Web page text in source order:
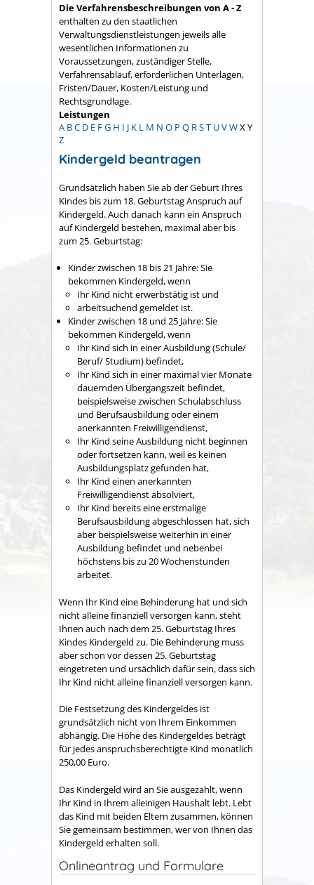
Die Verfahrensbeschreibungen von A - Z
enthalten zu den staatlichen
Verwaltungsdienstleistungen jeweils alle
wesentlichen Informationen zu
Voraussetzungen, zuständiger Stelle,
Verfahrensablauf, erforderlichen Unterlagen,
Fristen/Dauer, Kosten/Leistung und
Rechtsgrundlage.
Leistungen
A BC D E FG H I J K L M N O P Q RST UVWX Y
Z
Kindergeld beantragen
Grundsätzlich haben Sie ab der Geburt Ihres
Kindes bis zum 18. Geburtstag Anspruch auf
Kindergeld. Auch danach kann ein Anspruch
auf Kindergeld bestehen, maximal aber bis
zum 25. Geburtstag:
Kinder zwischen 18 bis 21 Jahre: Sie
bekommen Kindergeld, wenn
Ihr Kind nicht erwerbstätig ist und
arbeitsuchend gemeldet ist.
Kinder zwischen 18 und 25 Jahre: Sie
bekommen Kindergeld, wenn
Ihr Kind sich in einer Ausbildung (Schule/
Beruf/ Studium) befindet,
Ihr Kind sich in einer maximal vier Monate
dauernden Übergangszeit befindet,
beispielsweise zwischen Schulabschluss
und Berufsausbildung oder einem
anerkannten Freiwilligendienst,
Ihr Kind seine Ausbildung nicht beginnen
oder fortsetzen kann, weil es keinen
Ausbildungsplatz gefunden hat,
Ihr Kind einen anerkannten
Freiwilligendienst absolviert,
Ihr Kind bereits eine erstmalige
Berufsausbildung abgeschlossen hat, sich
aber beispielsweise weiterhin in einer
Ausbildung befindet und nebenbei
höchstens bis zu 20 Wochenstunden
arbeitet.
Wenn Ihr Kind eine Behinderung hat und sich
nicht alleine finanziell versorgen kann, steht
Ihnen auch nach dem 25. Geburtstag Ihres
Kindes Kindergeld zu. Die Behinderung muss
aber schon vor dessen 25. Geburtstag
eingetreten und ursächlich dafür sein, dass sich
Ihr Kind nicht alleine finanziell versorgen kann.
Die Festsetzung des Kindergeldes ist
grundsätzlich nicht von Ihrem Einkommen
abhängig. Die Höhe des Kindergeldes beträgt
für jedes anspruchsberechtigte Kind monatlich
250,00 Euro.
Das Kindergeld wird an Sie ausgezahlt, wenn
Ihr Kind in Ihrem alleinigen Haushalt lebt. Lebt
das Kind mit beiden Eltern zusammen, können
Sie gemeinsam bestimmen, wer von Ihnen das
Kindergeld erhalten soll.
Onlineantrag und Formulare